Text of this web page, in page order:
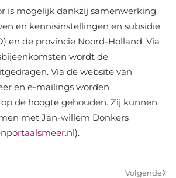
is mogelijk dankzij samenwerking
en kennisinstellingen en subsidie
en de provincie Noord-Holland. Via
wordt de
Via de website van
en e-mailings worden
de hoogte gehouden. Zij kunnen
met Jan-willem Donkers
).
Volgende